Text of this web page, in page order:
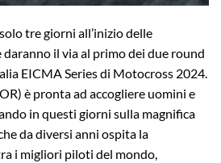
tre giorni all’inizio delle
il via al primo dei due round
EICMA Series di Motocross 2024.
è pronta ad accogliere uomini e
in questi giorni sulla magnifica
da diversi anni ospita la
i migliori piloti del mondo,